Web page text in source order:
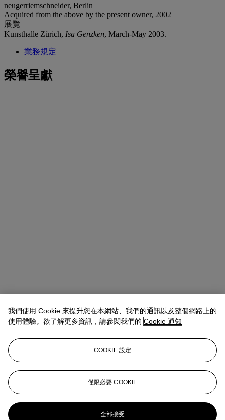
neugerriemschneider, Berlin
Acquired from the above by the present owner, 2002
展覽
Kunsthalle Zürich, Isa Genzken, March-May 2003.
業務規定
榮譽呈獻
Allison ImmergutVice President, Specialist, Co-Head of Day Sale
查閱狀況報告或聯絡我們查詢更多拍品資料
aimmergut@christies.com
登入
瀏覽狀況報告
更多來自 戰後及當代藝術 （日間拍賣）
我們使用 Cookie 來提升您在本網站、我們的通訊以及整個網路上的
使用體驗。欲了解更多資訊，請參閱我們的 Cookie 通知
COOKIE 設定
僅限必要 COOKIE
全部接受